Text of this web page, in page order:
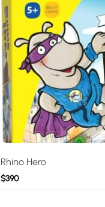
Rhino Hero
$390